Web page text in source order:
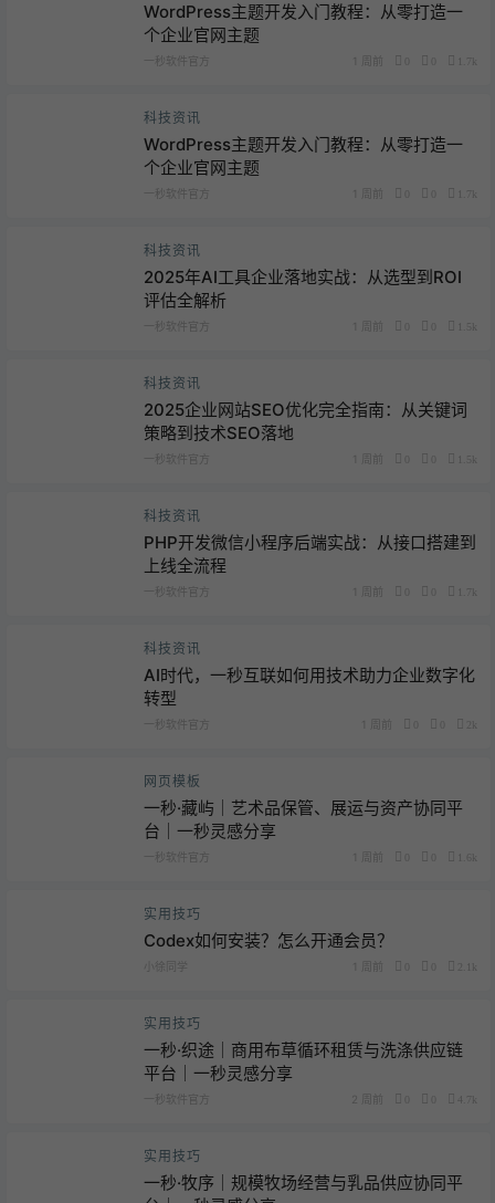
WordPress主题开发入门教程：从零打造一
个企业官网主题
一秒软件官方 1 周前 1.7k
科技资讯
WordPress主题开发入门教程：从零打造一
个企业官网主题
一秒软件官方 1 周前 1.7k
科技资讯
2025年AI工具企业落地实战：从选型到ROI
评估全解析
一秒软件官方 1 周前 1.5k
科技资讯
2025企业网站SEO优化完全指南：从关键词
策略到技术SEO落地
一秒软件官方 1 周前 1.5k
科技资讯
PHP开发微信小程序后端实战：从接口搭建到
上线全流程
一秒软件官方 1 周前 1.7k
科技资讯
AI时代，一秒互联如何用技术助力企业数字化
转型
一秒软件官方 1 周前 2k
网页模板
一秒·藏屿｜艺术品保管、展运与资产协同平
台｜一秒灵感分享
一秒软件官方 1 周前 1.6k
实用技巧
Codex如何安装？怎么开通会员？
小徐同学 1 周前 2.1k
实用技巧
一秒·织途｜商用布草循环租赁与洗涤供应链
平台｜一秒灵感分享
一秒软件官方 2 周前 4.7k
实用技巧
一秒·牧序｜规模牧场经营与乳品供应协同平